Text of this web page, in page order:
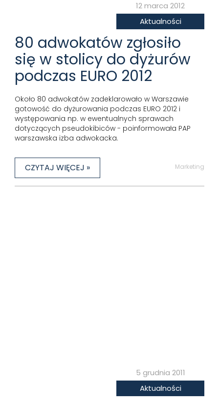
12 marca 2012
Aktualności
80 adwokatów zgłosiło
się w stolicy do dyżurów
podczas EURO 2012
Około 80 adwokatów zadeklarowało w Warszawie
gotowość do dyżurowania podczas EURO 2012 i
występowania np. w ewentualnych sprawach
dotyczących pseudokibiców - poinformowała PAP
warszawska izba adwokacka.
CZYTAJ WIĘCEJ » Marketing
5 grudnia 2011
Aktualności